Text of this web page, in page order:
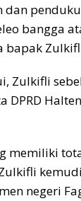
dan
bangga
Zulkifli
DPRD
memiliki
negeri